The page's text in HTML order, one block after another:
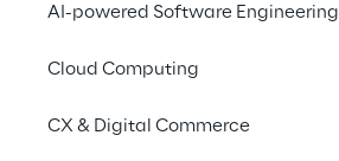
AI-powered Software Engineering
Cloud Computing
CX & Digital Commerce